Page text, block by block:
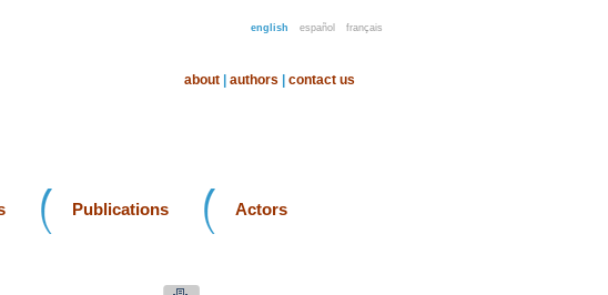
english español français
about authors contact us
Publications Actors